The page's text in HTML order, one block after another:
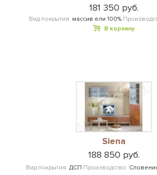
181 350 руб.
Вид покрытия: массив ели 100%
В корзину
Siena
188 850 руб.
Вид покрытия: ДСП Производство: